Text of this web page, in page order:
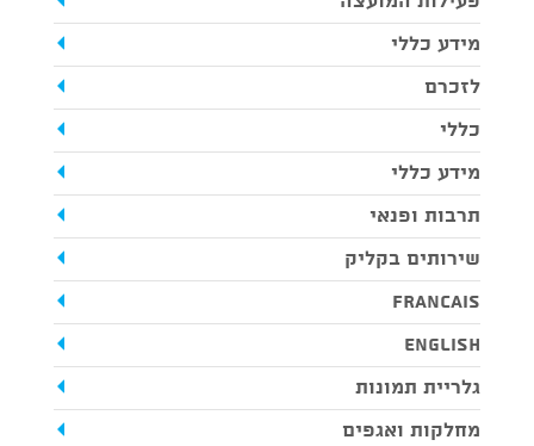
מידע כללי
לזכרם
כללי
מידע כללי
תרבות ופנאי
שירותים בקליק
Francais
English
גלריית תמונות
מחלקות ואגפים